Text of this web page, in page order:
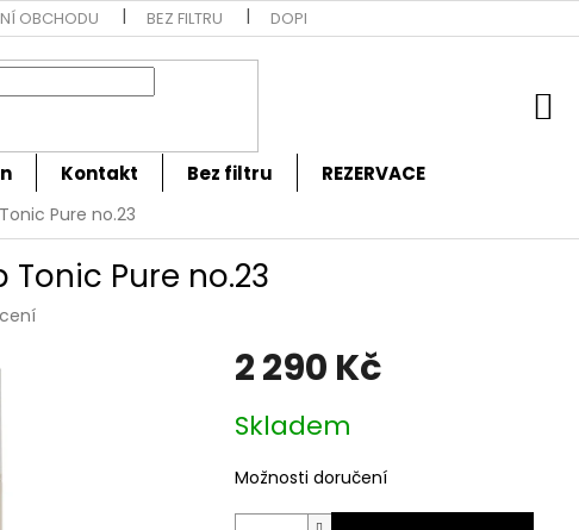
OBCHODU BEZ FILTRU DOPRAVA A PLATBA
Kontakt Bez filtru REZERVACE
Pure no.23
Tonic Pure no.23
2 290 Kč
cena:
Skladem
Možnosti doručení